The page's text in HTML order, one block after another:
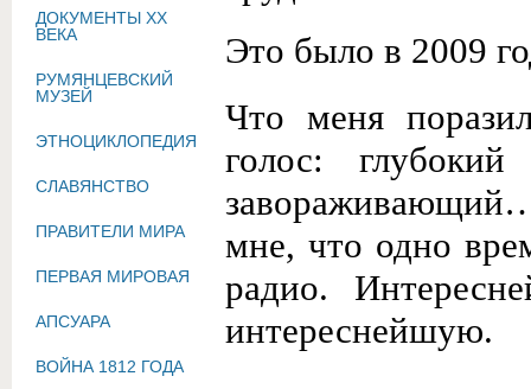
Это было в 2009
Что меня
голос:
завораживающий…
мне, что одно
радио.
интереснейшую.
ДОКУМЕНТЫ XX
ВЕКА
РУМЯНЦЕВСКИЙ
МУЗЕЙ
ЭТНОЦИКЛОПЕДИЯ
СЛАВЯНСТВО
ПРАВИТЕЛИ МИРА
ПЕРВАЯ МИРОВАЯ
АПСУАРА
ВОЙНА 1812 ГОДА